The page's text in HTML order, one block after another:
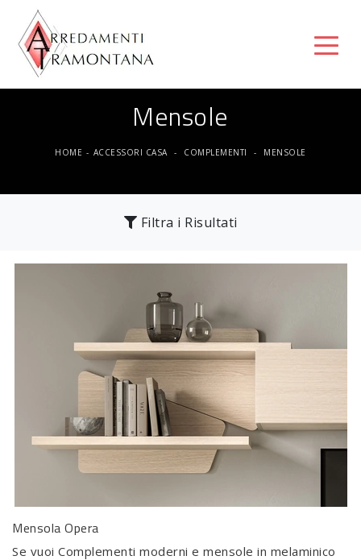
Mensole
HOME - ACCESSORI CASA - COMPLEMENTI - MENSOLE
Filtra i Risultati
Mensola Opera
Se vuoi Complementi moderni e mensole in melaminico